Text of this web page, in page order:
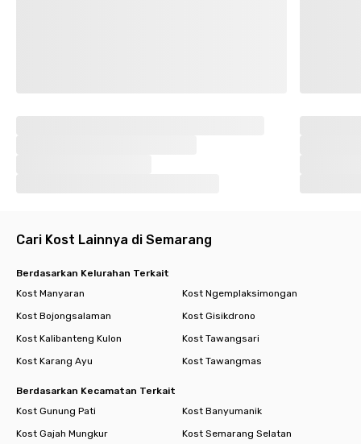
Cari Kost Lainnya di Semarang
Berdasarkan Kelurahan Terkait
Kost Manyaran
Kost Ngemplaksimongan
Kost Bojongsalaman
Kost Gisikdrono
Kost Kalibanteng Kulon
Kost Tawangsari
Kost Karang Ayu
Kost Tawangmas
Berdasarkan Kecamatan Terkait
Kost Gunung Pati
Kost Banyumanik
Kost Gajah Mungkur
Kost Semarang Selatan